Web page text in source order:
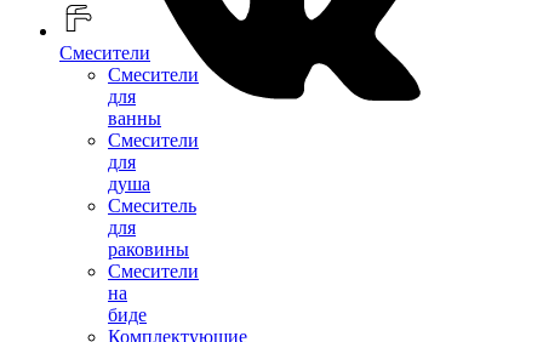
Смесители
Смесители
для
ванны
Смесители
для
душа
Смеситель
для
раковины
Смесители
на
биде
Комплектующие